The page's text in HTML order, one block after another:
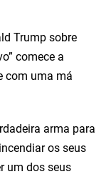
Trump sobre
comece a
com uma má
arma para
os seus
um dos seus